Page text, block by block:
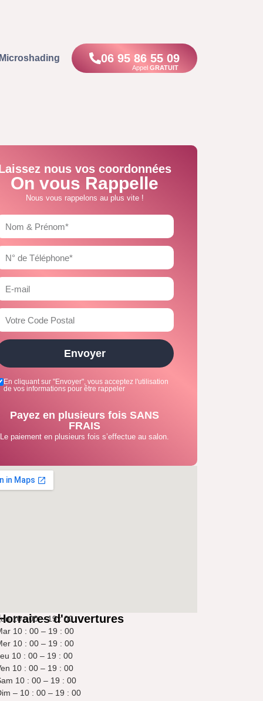
06 95 86 55 09
Appel GRATUIT
nous vos coordonnées
On vous Rappelle
Nous vous rappelons au plus vite !
En cliquant sur "Envoyer", vous acceptez l'utilisation
de vos informations pour être rappeler
Envoyer
Payez en plusieurs fois SANS
FRAIS
Le paiement en plusieurs fois s’effectue au salon.
d'ouvertures
10 : 00 – 19 : 00
10 : 00 – 19 : 00
10 : 00 – 19 : 00
10 : 00 – 19 : 00
10 : 00 – 19 : 00
10 : 00 – 19 : 00
– 10 : 00 – 19 : 00